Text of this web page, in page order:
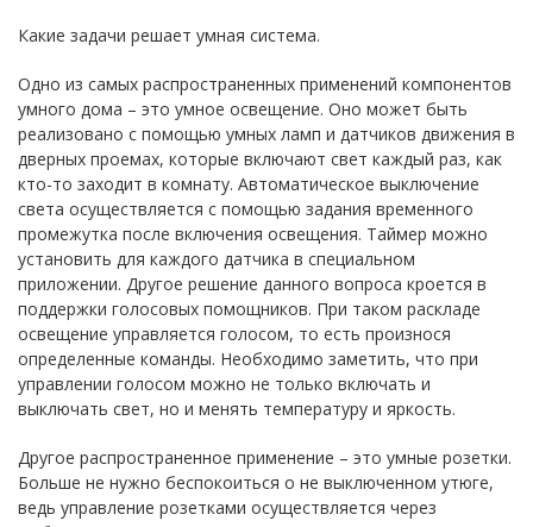
Какие задачи решает умная система.
Одно из самых распространенных применений компонентов
умного дома – это умное освещение. Оно может быть
реализовано с помощью умных ламп и датчиков движения в
дверных проемах, которые включают свет каждый раз, как
кто-то заходит в комнату. Автоматическое выключение
света осуществляется с помощью задания временного
промежутка после включения освещения. Таймер можно
установить для каждого датчика в специальном
приложении. Другое решение данного вопроса кроется в
поддержки голосовых помощников. При таком раскладе
освещение управляется голосом, то есть произнося
определенные команды. Необходимо заметить, что при
управлении голосом можно не только включать и
выключать свет, но и менять температуру и яркость.
Другое распространенное применение – это умные розетки.
Больше не нужно беспокоиться о не выключенном утюге,
ведь управление розетками осуществляется через